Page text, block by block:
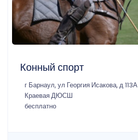
Конный спорт
г Барнаул, ул Георгия Исакова, д 113А
Краевая ДЮСШ
бесплатно